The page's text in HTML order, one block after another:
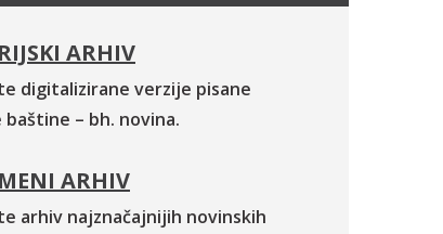
ARHIV
digitalizirane verzije pisane
– bh. novina.
ARHIV
arhiv najznačajnijih novinskih